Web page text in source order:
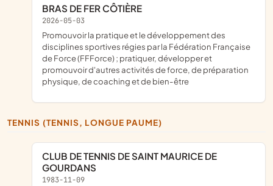
BRAS DE FER CÔTIÈRE
2026-05-03
promouvoir la pratique et le développement des
disciplines sportives régies par la Fédération Française
de Force (FFForce) ; pratiquer, développer et
promouvoir d'autres activités de force, de préparation
physique, de coaching et de bien-être
TENNIS (TENNIS, LONGUE PAUME)
CLUB DE TENNIS DE SAINT MAURICE DE
GOURDANS
1983-11-09